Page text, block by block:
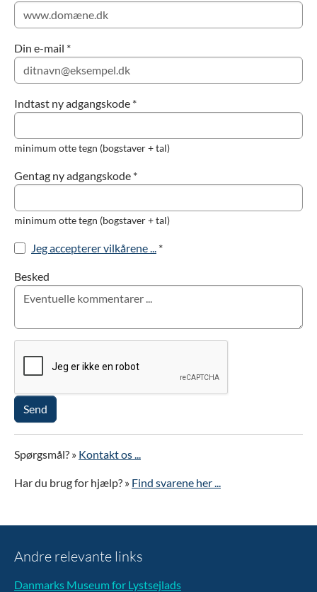
Din e-mail *
Indtast ny adgangskode *
minimum otte tegn (bogstaver + tal)
Gentag ny adgangskode *
minimum otte tegn (bogstaver + tal)
Jeg accepterer vilkårene ... *
Besked
Send
Spørgsmål? » Kontakt os ...
Har du brug for hjælp? » Find svarene her ...
Andre relevante links
Danmarks Museum for Lystsejlads